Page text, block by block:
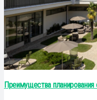
Преимущества